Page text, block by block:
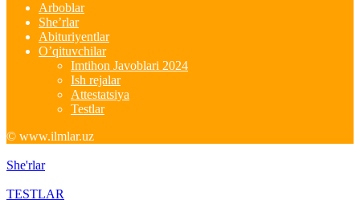
Arboblar
She’rlar
Abituriyentlar
O’qituvchilar
Imtihon Javoblari 2024
Ish rejalar
Attestatsiya
Testlar
© www.ilmlar.uz
She'rlar
TESTLAR